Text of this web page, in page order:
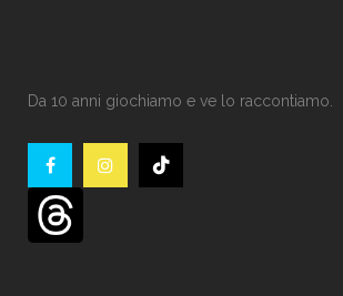
Da 10 anni giochiamo e ve lo raccontiamo.